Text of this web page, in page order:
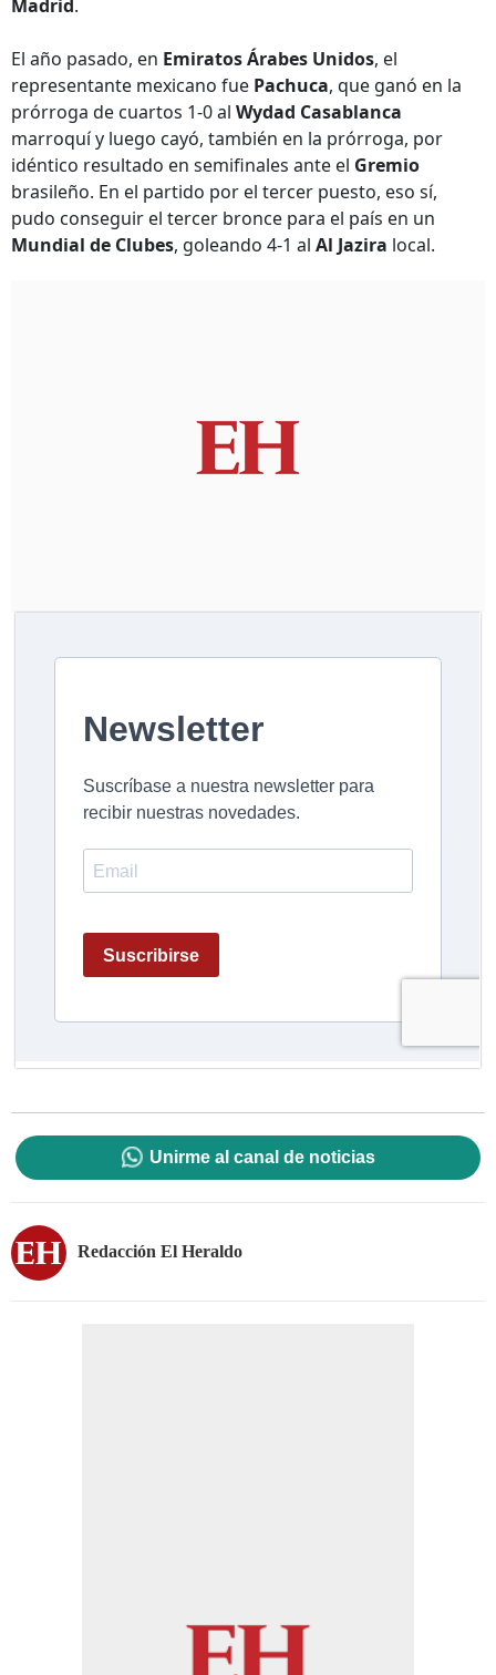
Madrid.
El año pasado, en Emiratos Árabes Unidos, el
representante mexicano fue Pachuca, que ganó en la
prórroga de cuartos 1-0 al Wydad Casablanca
marroquí y luego cayó, también en la prórroga, por
idéntico resultado en semifinales ante el Gremio
brasileño. En el partido por el tercer puesto, eso sí,
pudo conseguir el tercer bronce para el país en un
Mundial de Clubes, goleando 4-1 al Al Jazira local.
Unirme al canal de noticias
Redacción El Heraldo